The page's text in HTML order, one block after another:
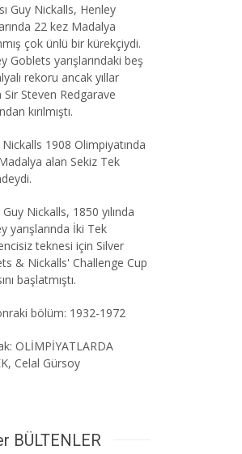
Guy Nickalls, Henley
22 kez Madalya
çok ünlü bir kürekçiydi.
Goblets yarışlarındaki beş
rekoru ancak yıllar
Sir Steven Redgarave
kırılmıştı.
1908 Olimpiyatında
alan Sekiz Tek
Nickalls, 1850 yılında
yarışlarında İki Tek
teknesi için Silver
& Nickalls' Challenge Cup
başlatmıştı.
bölüm: 1932-1972
OLİMPİYATLARDA
Celal Gürsoy
BÜLTENLER